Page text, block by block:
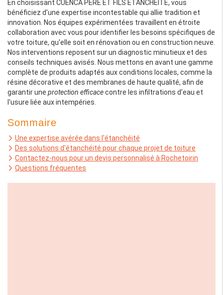
En choisissant CUENCA PERE ET FILS ETANCHEITE, vous
bénéficiez d'une expertise incontestable qui allie tradition et
innovation. Nos équipes expérimentées travaillent en étroite
collaboration avec vous pour identifier les besoins spécifiques de
votre toiture, qu'elle soit en rénovation ou en construction neuve.
Nos interventions reposent sur un diagnostic minutieux et des
conseils techniques avisés. Nous mettons en avant une gamme
complète de produits adaptés aux conditions locales, comme la
résine décorative et des membranes de haute qualité, afin de
garantir une protection efficacecontre les infiltrations d'eau et
l'usure liée aux intempéries.
Sommaire
Une expertise avérée dans l'étanchéité
Des solutions d'étanchéité pour chaque projet de toiture
Contactez-nous pour un devis personnalisé à Rochetoirin
Questions fréquentes